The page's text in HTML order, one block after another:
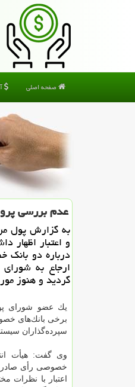
صفحه اصلی
عدم بررسی
به گزارش پول
درباره دو
ارجاع به
گردید و هنوز
یك عضو شورای
برخی بانك‌های
سپرده‌گذاران
خصوصی رأی صادر
اعتبار با نظرات